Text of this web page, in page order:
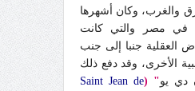
والغرب، وكان أشهرها
في مصر والتي كانت
العقلية جنبا إلى جنب
الأخرى، وقد دفع ذلك
دي يو" (
Saint Jean de